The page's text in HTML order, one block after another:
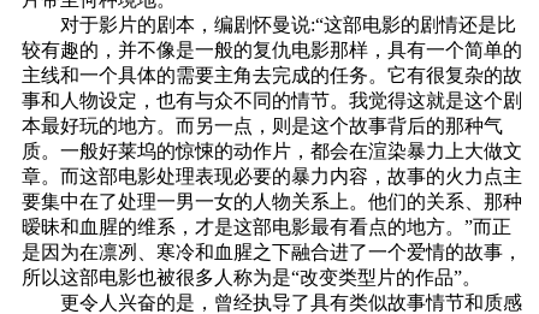
对于影片的剧本，编剧怀曼说:“这部电影的剧情还是比
较有趣的，并不像是一般的复仇电影那样，具有一个简单的
主线和一个具体的需要主角去完成的任务。它有很复杂的故
事和人物设定，也有与众不同的情节。我觉得这就是这个剧
本最好玩的地方。而另一点，则是这个故事背后的那种气
质。一般好莱坞的惊悚的动作片，都会在渲染暴力上大做文
章。而这部电影处理表现必要的暴力内容，故事的火力点主
要集中在了处理一男一女的人物关系上。他们的关系、那种
暧昧和血腥的维系，才是这部电影最有看点的地方。”而正
是因为在凛冽、寒冷和血腥之下融合进了一个爱情的故事，
所以这部电影也被很多人称为是“改变类型片的作品”。
更令人兴奋的是，曾经执导了具有类似故事情节和质感